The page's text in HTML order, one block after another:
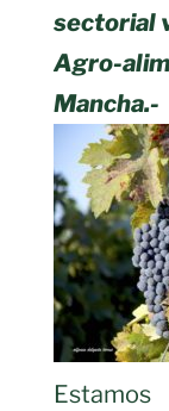
sectorial
Agro-
Mancha.-